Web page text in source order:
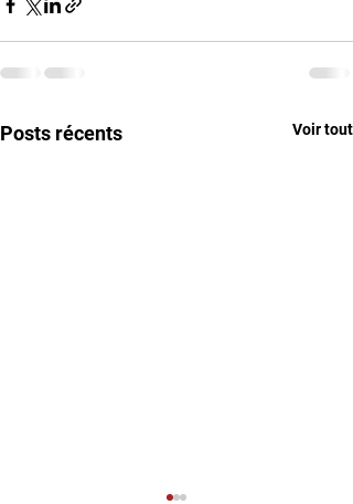
Posts récents Voir tout